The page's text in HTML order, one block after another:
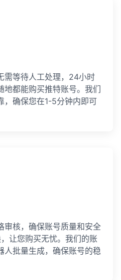
需等待人工处理，24小时
地都能购买推特账号。我们
，确保您在1-5分钟内即可
审核，确保账号质量和安全
让您购买无忧。我们的账
人批量生成，确保账号的稳